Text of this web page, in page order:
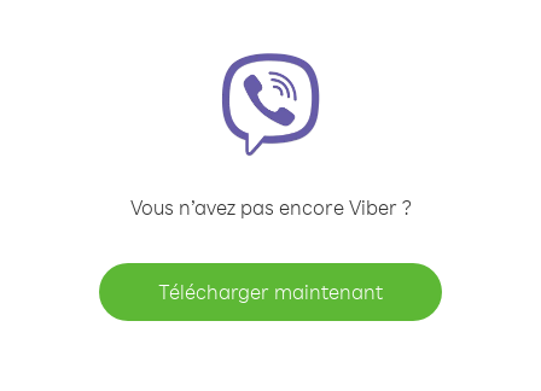
Vous n’avez pas encore Viber ?
Télécharger maintenant